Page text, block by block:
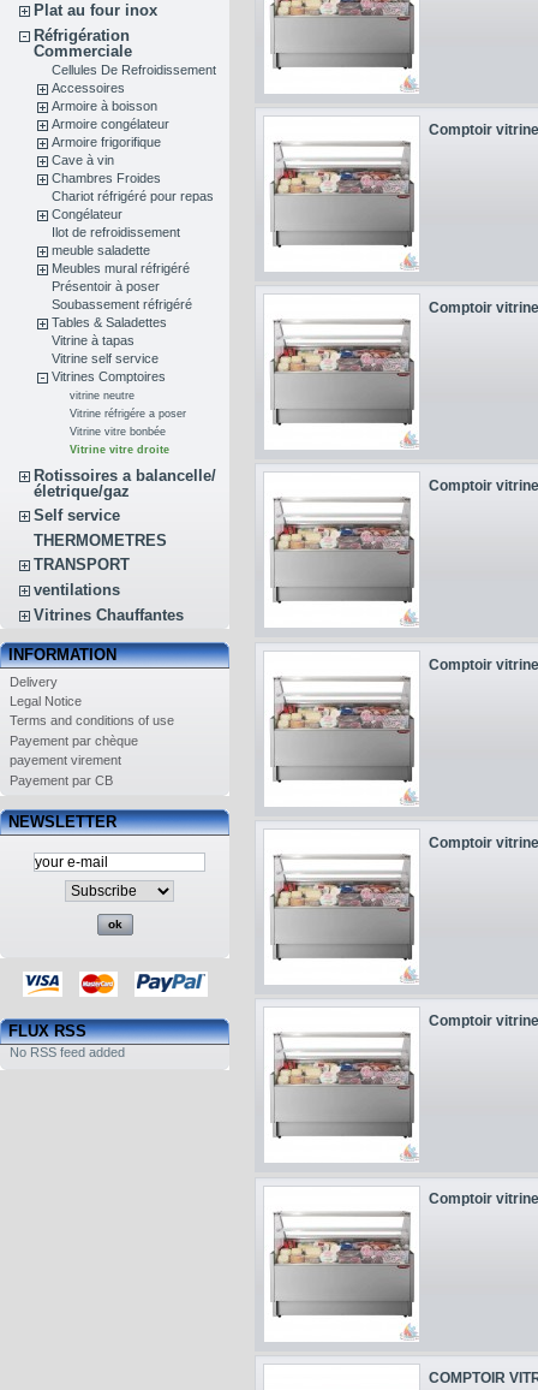
Plat au four inox
Réfrigération
Commerciale
Cellules De Refroidissement
Accessoires
Armoire à boisson
Armoire congélateur
Armoire frigorifique
Cave à vin
Chambres Froides
Chariot réfrigéré pour repas
Congélateur
Ilot de refroidissement
meuble saladette
Meubles mural réfrigéré
Présentoir à poser
Soubassement réfrigéré
Tables & Saladettes
Vitrine à tapas
Vitrine self service
Vitrines Comptoires
vitrine neutre
Vitrine réfrigére a poser
Vitrine vitre bonbée
Vitrine vitre droite
Rotissoires a balancelle/
életrique/gaz
Self service
THERMOMETRES
TRANSPORT
ventilations
Vitrines Chauffantes
INFORMATION
Delivery
Legal Notice
Terms and conditions of use
Payement par chèque
payement virement
Payement par CB
NEWSLETTER
FLUX RSS
No RSS feed added
Comptoir vitrine
Comptoir vitrine
Comptoir vitrine
Comptoir vitrine
Comptoir vitrine
Comptoir vitrine
Comptoir vitrine
COMPTOIR